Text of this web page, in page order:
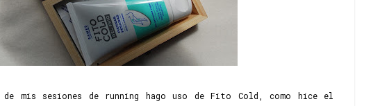
de mis sesiones de running hago uso de Fito Cold, como hice el